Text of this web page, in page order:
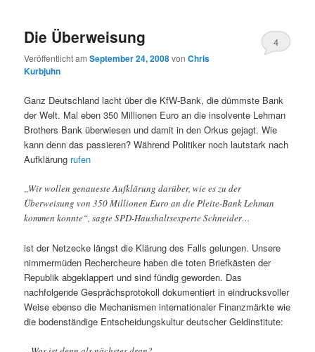
Die Überweisung
Veröffentlicht amSeptember 24, 2008vonChris
Kurbjuhn
4
Ganz Deutschland lacht über die KfW-Bank, die dümmste Bank
der Welt. Mal eben 350 Millionen Euro an die insolvente Lehman
Brothers Bank überwiesen und damit in den Orkus gejagt. Wie
kann denn das passieren? Während Politiker noch lautstark nach
Aufklärung rufen
„Wir wollen genaueste Aufklärung darüber, wie es zu der
Überweisung von 350 Millionen Euro an die Pleite-Bank Lehman
kommen konnte“, sagte SPD-Haushaltsexperte Schneider…
ist der Netzecke längst die Klärung des Falls gelungen. Unsere
nimmermüden Rechercheure haben die toten Briefkästen der
Republik abgeklappert und sind fündig geworden. Das
nachfolgende Gesprächsprotokoll dokumentiert in eindrucksvoller
Weise ebenso die Mechanismen internationaler Finanzmärkte wie
die bodenständige Entscheidungskultur deutscher Geldinstitute: